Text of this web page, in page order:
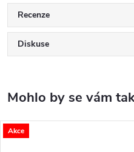
Recenze
Diskuse
Akce